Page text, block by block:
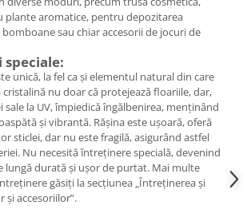
plante aromatice, pentru depozitarea
sau chiar accesorii de jocuri de
unică, la fel ca și elementul natural din care
cristalină nu doar că protejează floariile, dar,
la UV, împiedică îngălbenirea, menținând
și vibrantă. Rășina este ușoară, oferă
sticlei, dar nu este fragilă, asigurând astfel
Nu necesită întreținere specială, devenind
lungă durată și ușor de purtat. Mai multe
găsiți la secțiunea „Întreținerea și
și accesoriilor”.